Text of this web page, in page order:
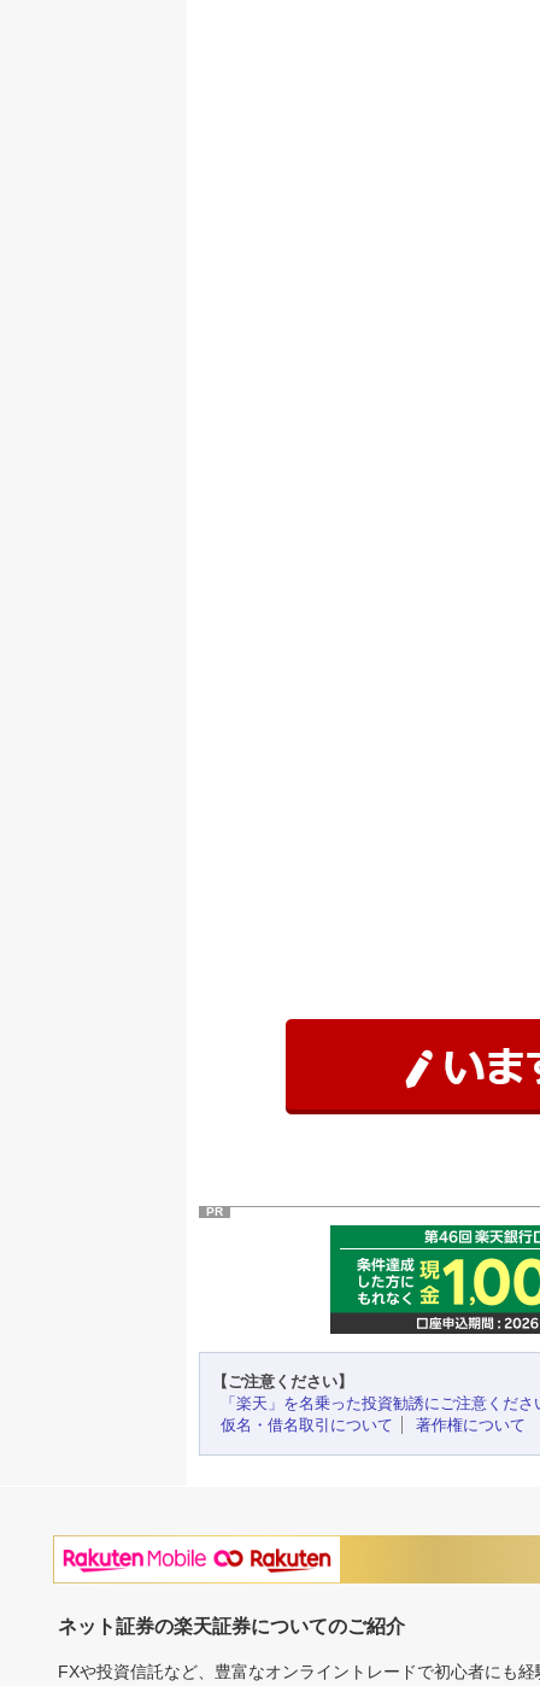
PR
【ご注意ください】
「楽天」を名乗った投資勧誘にご注意くださ
仮名・借名取引について
著作権について
ネット証券の楽天証券についてのご紹介
FXや投資信託など、豊富なオンライントレードで初心者にも